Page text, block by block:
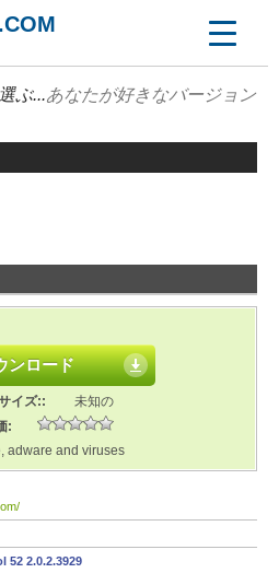
ぶ...あなたが好きなバージョン
ンロード
イズ::
未知の
:
adware and viruses
52 2.0.2.3929